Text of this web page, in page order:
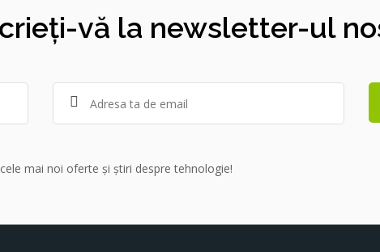
vă la newsletter-ul
mai noi oferte și știri despre tehnologie!